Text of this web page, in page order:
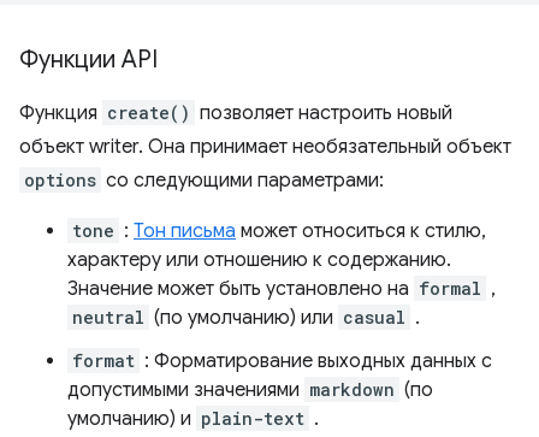
Функции API
Функция create() позволяет настроить новый
объект writer. Она принимает необязательный объект
options со следующими параметрами:
tone : Тон письма может относиться к стилю,
характеру или отношению к содержанию.
Значение может быть установлено на formal ,
neutral (по умолчанию) или casual .
format : Форматирование выходных данных с
допустимыми значениями markdown (по
умолчанию) и plain-text .